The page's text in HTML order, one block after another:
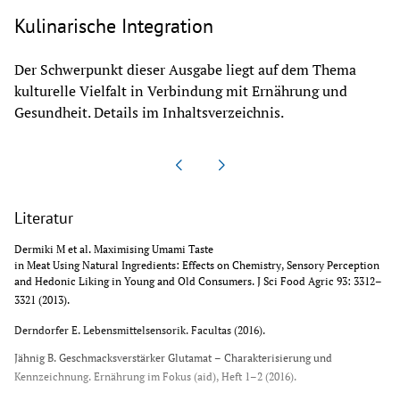
Kulinarische Integration
Der Schwerpunkt dieser Ausgabe liegt auf dem Thema
kulturelle Vielfalt in Verbindung mit Ernährung und
Gesundheit. Details im Inhaltsverzeichnis.
Literatur
Dermiki M et al. Maximising Umami Taste
in Meat Using Natural Ingredients: Effects on Chemistry, Sensory Perception
and Hedonic Liking in Young and Old Consumers. J Sci Food Agric 93: 3312–
3321 (2013).
Derndorfer E. Lebensmittelsensorik. Facultas (2016).
Jähnig B. Geschmacksverstärker Glutamat – Charakterisierung und
Kennzeichnung. Ernährung im Fokus (aid), Heft 1–2 (2016).